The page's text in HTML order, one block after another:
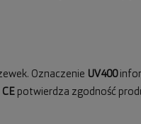
Oznaczenie UV400
CE potwierdza zgodność